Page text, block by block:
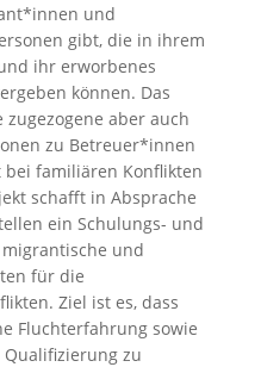
und
gibt, die in ihrem
ihr erworbenes
können. Das
aber auch
zu Betreuer*innen
familiären Konflikten
schafft in Absprache
ein Schulungs- und
und
für die
Ziel ist es, dass
Fluchterfahrung sowie
zu